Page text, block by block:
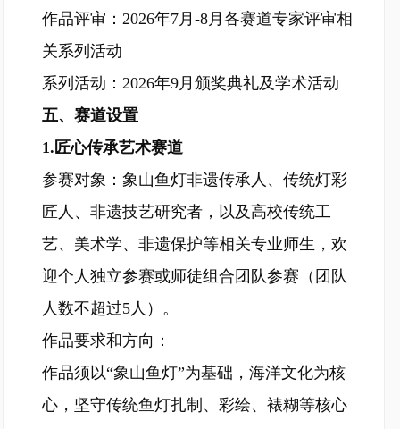
作品评审：2026年7月-8月各赛道专家评审相
关系列活动
系列活动：2026年9月颁奖典礼及学术活动
五、赛道设置
1.匠心传承艺术赛道
参赛对象：象山鱼灯非遗传承人、传统灯彩
匠人、非遗技艺研究者，以及高校传统工
艺、美术学、非遗保护等相关专业师生，欢
迎个人独立参赛或师徒组合团队参赛（团队
人数不超过5人）。
作品要求和方向：
作品须以“象山鱼灯”为基础，海洋文化为核
心，坚守传统鱼灯扎制、彩绘、裱糊等核心